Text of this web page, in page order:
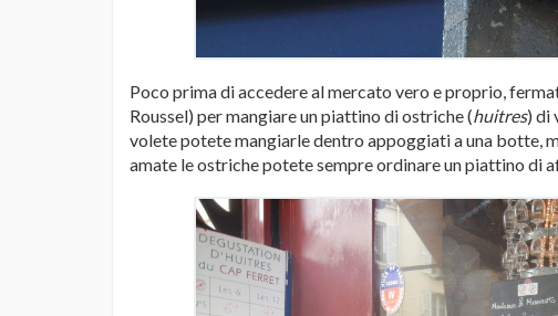
Poco prima di accedere al mercato vero e proprio,
Roussel) per mangiare un piattino di ostriche (huitres) di
volete potete mangiarle dentro appoggiati a una botte,
amate le ostriche potete sempre ordinare un piattino di